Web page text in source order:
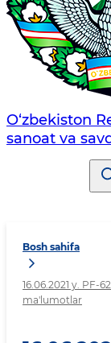
O‘zbekiston
sanoat va
Bosh sahifa
16.06.2021 y. PF-
ma'lumotlar